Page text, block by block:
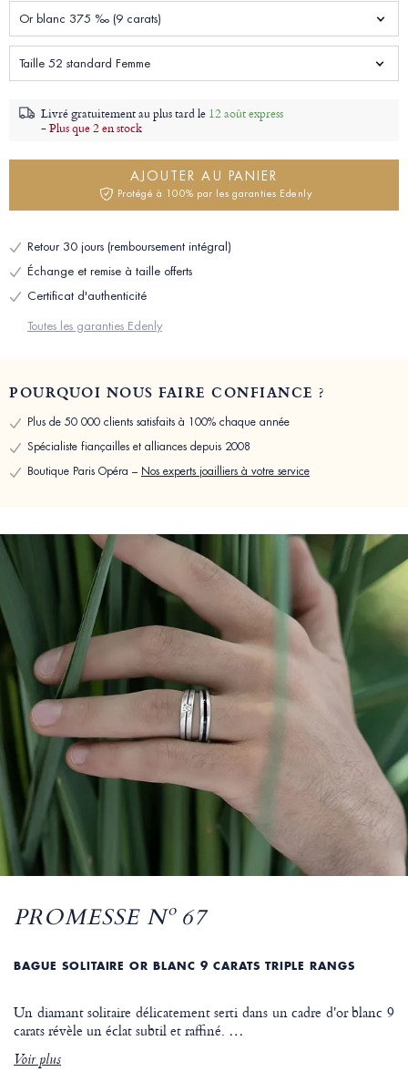
Or blanc 375 ‰ (9 carats)
Taille 52 standard Femme
Livré gratuitement au plus tard le 12 août express
-Plus que 2 en stock
AJOUTER AU PANIER
Protégé à 100% par les garanties Edenly
Retour 30 jours (remboursement intégral)
Échange et remise à taille offerts
Certificat d'authenticité
Toutes les garanties Edenly
POURQUOI NOUS FAIRE CONFIANCE ?
Plus de 50 000 clients satisfaits à 100% chaque année
Spécialiste fiançailles et alliances depuis 2008
Boutique Paris Opéra – Nos experts joailliers à votre service
PROMESSE Nº 67
BAGUE SOLITAIRE OR BLANC 9 CARATS TRIPLE RANGS
Un diamant solitaire délicatement serti dans un cadre d'or blanc 9
carats révèle un éclat subtil et raffiné. …
Voir plus